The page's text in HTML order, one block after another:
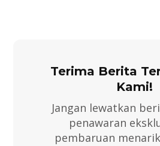
Terima Berita
Kami!
Jangan lewatkan
penawaran
pembaruan